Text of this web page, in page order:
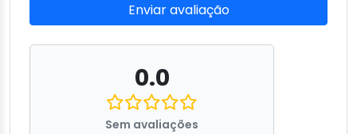
Enviar avaliação
0.0
Sem avaliações